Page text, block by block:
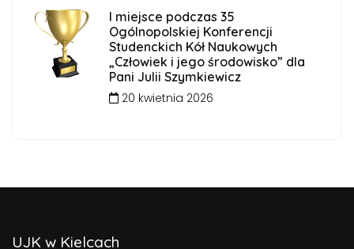
I miejsce podczas 35
Ogólnopolskiej Konferencji
Studenckich Kół Naukowych
„Człowiek i jego środowisko” dla
Pani Julii Szymkiewicz
20 kwietnia 2026
UJK w Kielcach